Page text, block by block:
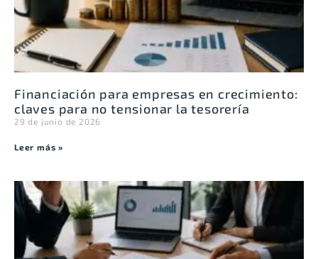
Financiación para empresas en crecimiento:
claves para no tensionar la tesorería
29 de junio de 2026
Leer más »